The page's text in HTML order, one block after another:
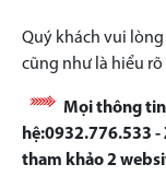
Quý khách vui
cũng như là hiểu rõ
Mọi thông
hệ:0932.776.533 -
tham khảo 2